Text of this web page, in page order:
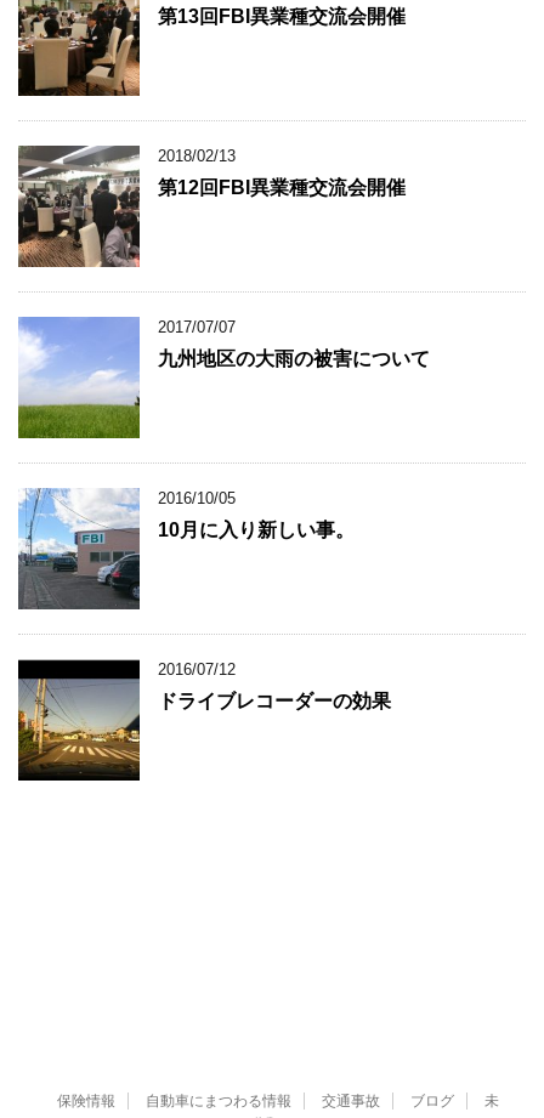
第13回FBI異業種交流会開催
2018/02/13
第12回FBI異業種交流会開催
2017/07/07
九州地区の大雨の被害について
2016/10/05
10月に入り新しい事。
2016/07/12
ドライブレコーダーの効果
保険情報 自動車にまつわる情報 交通事故 ブログ
未